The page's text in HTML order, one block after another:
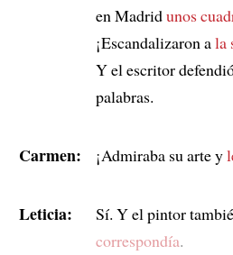
en Madridunos
¡Escandalizaron ala
Y el escritor
palabras.
Carmen: ¡Admiraba su arte y
Leticia:
Sí. Y el pintor
correspondía.